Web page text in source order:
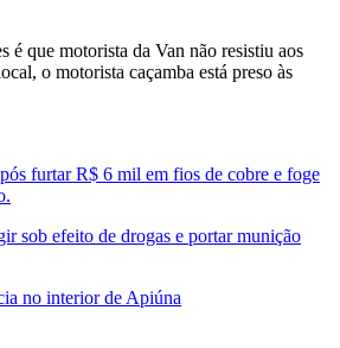
é que motorista da Van não resistiu aos
o motorista caçamba está preso às
furtar R$ 6 mil em fios de cobre e foge
sob efeito de drogas e portar munição
no interior de Apiúna